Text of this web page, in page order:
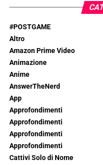
#POSTGAME
Altro
Amazon Prime Video
Animazione
Anime
AnswerTheNerd
App
Approfondimenti
Approfondimenti
Approfondimenti
Approfondimenti
Cattivi Solo di Nome